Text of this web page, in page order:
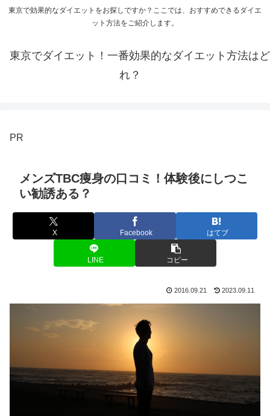
東京で効果的なダイエットをお探しですか？ここでは、おすすめできるダイエ
ット方法をご紹介します。
東京でダイエット！一番効果的なダイエット方法はど
れ？
PR
メンズTBC痩身の口コミ！体験後にしつこ
い勧誘ある？
X Facebook はてブ
LINE コピー
2016.09.21 2023.09.11